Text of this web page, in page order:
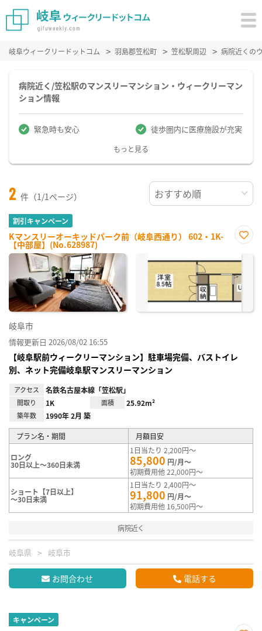
岐阜ウィークリードットコム 羽島郡笠松町 笠松駅周辺 病院近くの
病院近く/笠松駅のマンスリーマンション・ウィークリーマン
ション情報
緊急時も安心 徒歩圏内に医療施設が充実
もっと見る
2 件（1/1ページ）
割引キャンペーン
Kマンスリーオーキッドパーク前（岐阜西通り） 602・1K-
【中部屋】(No.628987)
に入
り登
録
岐阜市
情報更新日 2026/08/02 16:55
【岐阜駅前ウィークリーマンション】駐車場完備、バストイレ
別、ネット完備岐阜駅マンスリーマンション
アクセス 名鉄名古屋本線「笠松駅」
間取り 1K 面積 25.92m²
築年数 1990年 2月 築
プラン名・期間 月額目安
ロング
30日以上～360日未満
1日当たり 2,200円～
85,800 円/月～
初期費用他 22,000円～
ショート【7日以上】
～30日未満
1日当たり 2,400円～
91,800 円/月～
初期費用他 16,500円～
病院近く
岐阜県 岐阜市
お問合わせ 電話する
キャンペーン